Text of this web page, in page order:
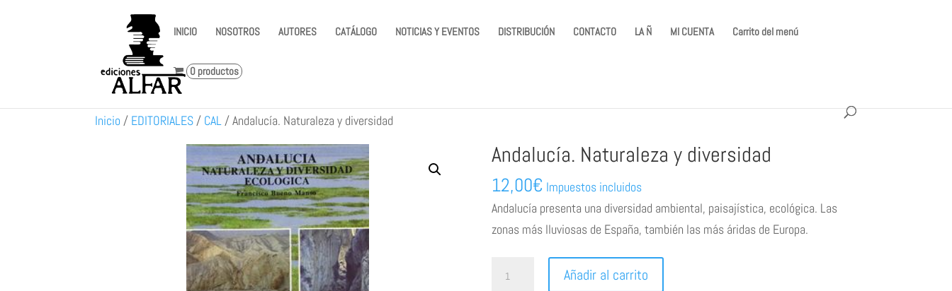
INICIO NOSOTROS AUTORES CATÁLOGO NOTICIAS Y EVENTOS DISTRIBUCIÓN CONTACTO LA Ñ MI CUENTA Carrito del menú
0 productos
Inicio / EDITORIALES / CAL /Andalucía. Naturaleza y diversidad
Andalucía. Naturaleza y diversidad
12,00€ Impuestos incluidos
Andalucía presenta una diversidad ambiental, paisajística, ecológica. Las
zonas más lluviosas de España, también las más áridas de Europa.
Añadir al carrito